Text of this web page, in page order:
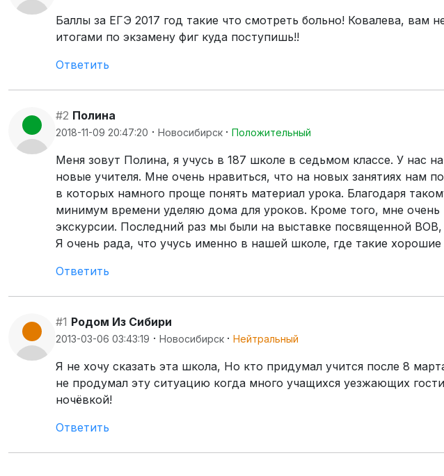
Баллы за ЕГЭ 2017 год такие что смотреть больно! Ковалева, вам
итогами по экзамену фиг куда поступишь!!
Ответить
#2 Полина
2018-11-09 20:47:20 · Новосибирск · Положительный
Меня зовут Полина, я учусь в 187 школе в седьмом классе. У нас
новые учителя. Мне очень нравиться, что на новых занятиях нам
в которых намного проще понять материал урока. Благодаря
минимум времени уделяю дома для уроков. Кроме того, мне очень
экскурсии. Последний раз мы были на выставке посвященной
Я очень рада, что учусь именно в нашей школе, где такие хорошие
Ответить
#1 Родом Из Сибири
2013-03-06 03:43:19 · Новосибирск · Нейтральный
Я не хочу сказать эта школа, Но кто придумал учится после 8
не продумал эту ситуацию когда много учащихся уезжающих
ночёвкой!
Ответить